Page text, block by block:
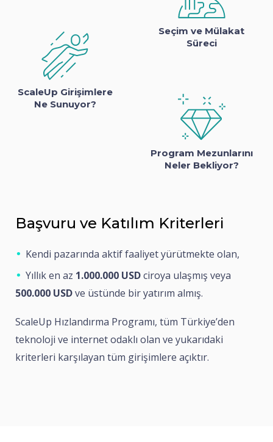
Seçim ve Mülakat
Süreci
ScaleUp Girişimlere
Ne Sunuyor?
Program Mezunlarını
Neler Bekliyor?
Başvuru ve Katılım Kriterleri
Kendi pazarında aktif faaliyet yürütmekte olan,
Yıllık en az 1.000.000 USDciroya ulaşmış veya
500.000 USDve üstünde bir yatırım almış.
ScaleUp Hızlandırma Programı, tüm Türkiye’den
teknoloji ve internet odaklı olan ve yukarıdaki
kriterleri karşılayan tüm girişimlere açıktır.